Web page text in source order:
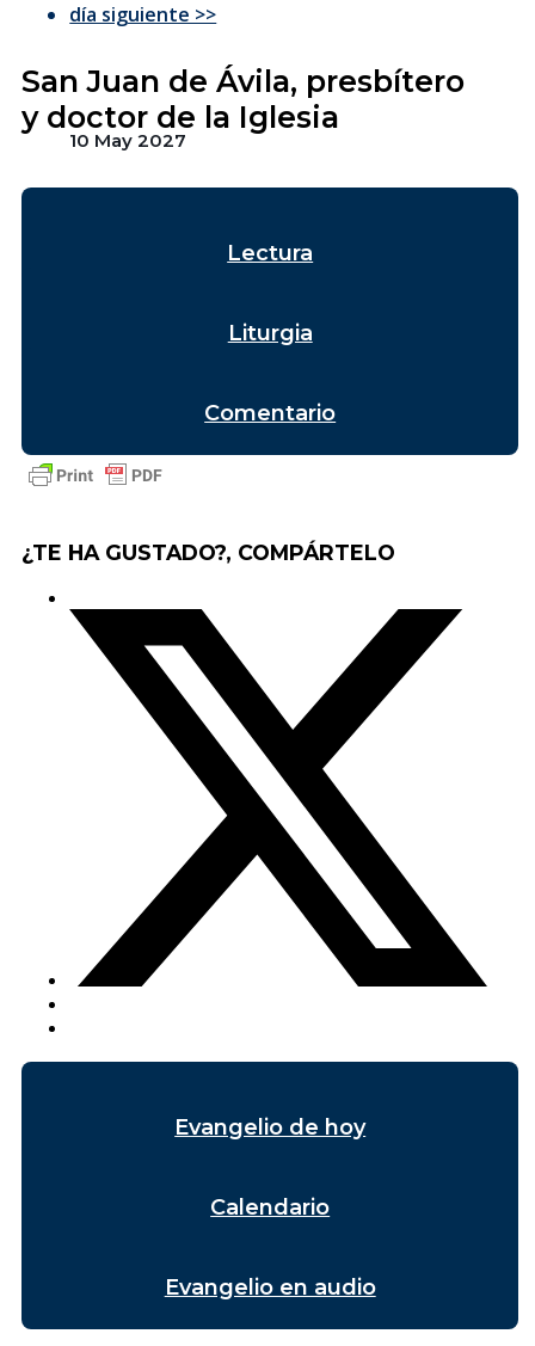
día siguiente >>
San Juan de Ávila, presbítero
y doctor de la Iglesia
10 May 2027
Lectura
Liturgia
Comentario
¿TE HA GUSTADO?, COMPÁRTELO
Evangelio de hoy
Calendario
Evangelio en audio